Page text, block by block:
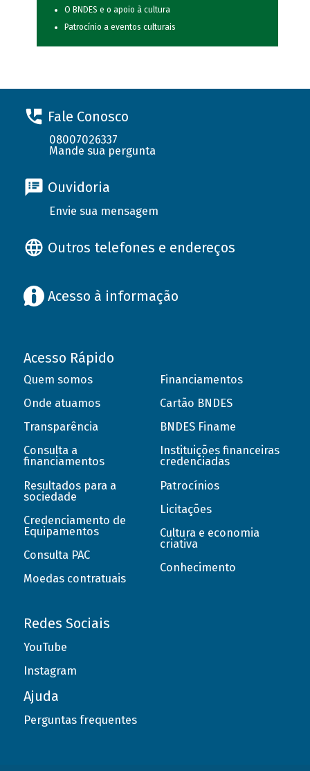
O BNDES e o apoio à cultura
Patrocínio a eventos culturais
Fale Conosco
08007026337
Mande sua pergunta
Ouvidoria
Envie sua mensagem
Outros telefones e endereços
Acesso à informação
Acesso Rápido
Quem somos
Onde atuamos
Transparência
Consulta a
financiamentos
Resultados para a
sociedade
Credenciamento de
Equipamentos
Consulta PAC
Moedas contratuais
Financiamentos
Cartão BNDES
BNDES Finame
Instituições financeiras
credenciadas
Patrocínios
Licitações
Cultura e economia
criativa
Conhecimento
Redes Sociais
YouTube
Instagram
Ajuda
Perguntas frequentes